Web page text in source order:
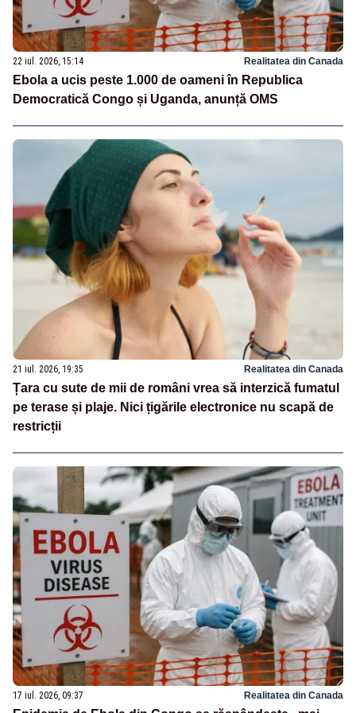
22 iul. 2026, 15:14 Realitatea din Canada
Ebola a ucis peste 1.000 de oameni în Republica
Democratică Congo și Uganda, anunță OMS
21 iul. 2026, 19:35 Realitatea din Canada
Țara cu sute de mii de români vrea să interzică fumatul
pe terase și plaje. Nici țigările electronice nu scapă de
restricții
17 iul. 2026, 09:37 Realitatea din Canada